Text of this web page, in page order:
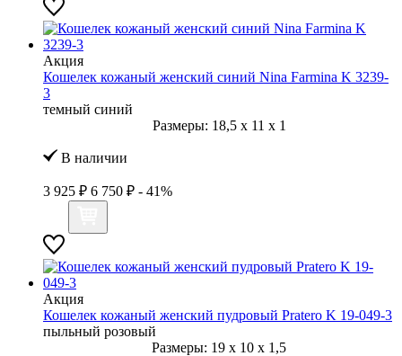
Акция
Кошелек кожаный женский синий Nina Farmina K 3239-
3
темный синий
Размеры: 18,5 x 11 x 1
В наличии
3 925 ₽ 6 750 ₽ - 41%
Акция
Кошелек кожаный женский пудровый Pratero K 19-049-3
пыльный розовый
Размеры: 19 x 10 x 1,5